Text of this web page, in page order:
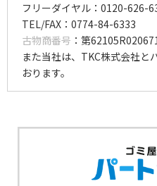
フリーダイヤル：0120-626-
TEL/FAX：0774-84-6333
古物商番号 ：第
また当社は、TKC株式会社と
おります。